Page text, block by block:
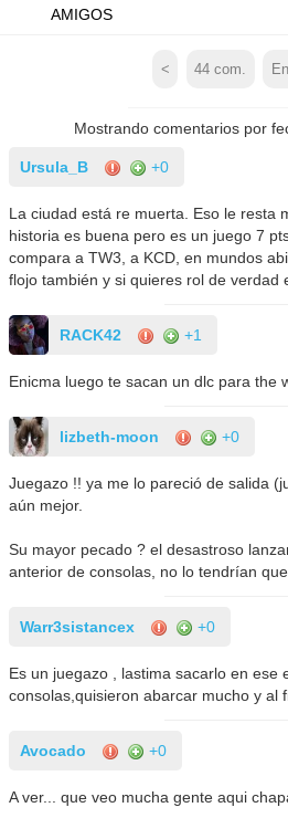
AMIGOS
< 44 com.
Mostrando comentarios por
Ursula_B +0
La ciudad está re muerta. Eso le resta
historia es buena pero es un juego 7
compara a TW3, a KCD, en mundos
flojo también y si quieres rol de verdad
RACK42 +1
Enicma luego te sacan un dlc para the
lizbeth-moon +0
Juegazo !! ya me lo pareció de salida
aún mejor.
Su mayor pecado ? el desastroso
anterior de consolas, no lo tendrían
Warr3sistancex +0
Es un juegazo , lastima sacarlo en ese
consolas,quisieron abarcar mucho y al
Avocado +0
A ver... que veo mucha gente aqui